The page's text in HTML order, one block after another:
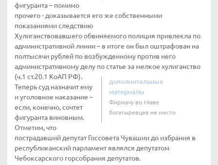
фигуранта – помимо
прочего - доказывается его же собственными
показаниями следствию
Хулиганствовавшего обвиняемого полиция привлекла по
административной линии – в итоге он был оштрафован на
полтысячи рублей по возбужденному против него
административному делу по статье за мелкое хулиганство
(ч.1 ст.20.1 КоАП РФ).
дополнительные
материалы
Фирмачу во главе
богатыревцев не место
Теперь суд назначит ему
и уголовное наказание –
если, конечно, сочтет
фигуранта виновным.
Отметим, что
пострадавший депутат Госсовета Чувашии до избрания в
республиканский парламент являлся депутатом
Чебоксарского горсобрания депутатов.